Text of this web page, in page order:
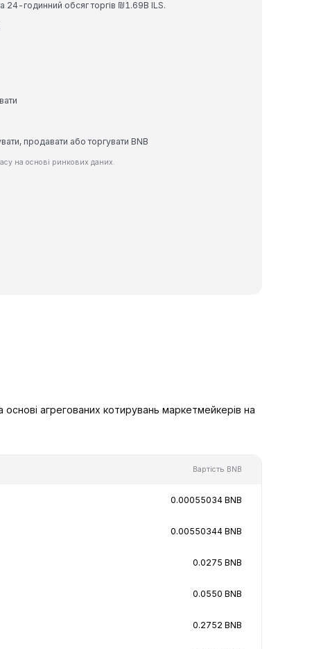
24-годинний обсяг торгів ₪1.69B ILS.
продавати або торгувати BNB
на основі ринкових даних.
агрегованих котирувань маркетмейкерів на
Вартість BNB
0.00055034 BNB
0.00550344 BNB
0.0275 BNB
0.0550 BNB
0.2752 BNB